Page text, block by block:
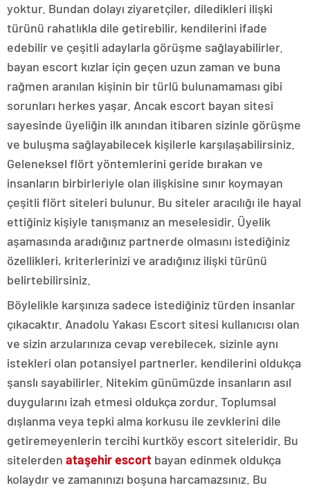
yoktur. Bundan dolayı ziyaretçiler, diledikleri ilişki
türünü rahatlıkla dile getirebilir, kendilerini ifade
edebilir ve çeşitli adaylarla görüşme sağlayabilirler.
bayan escort kızlar için geçen uzun zaman ve buna
rağmen aranılan kişinin bir türlü bulunamaması gibi
sorunları herkes yaşar. Ancak escort bayan sitesi
sayesinde üyeliğin ilk anından itibaren sizinle görüşme
ve buluşma sağlayabilecek kişilerle karşılaşabilirsiniz.
Geleneksel flört yöntemlerini geride bırakan ve
insanların birbirleriyle olan ilişkisine sınır koymayan
çeşitli flört siteleri bulunur. Bu siteler aracılığı ile hayal
ettiğiniz kişiyle tanışmanız an meselesidir. Üyelik
aşamasında aradığınız partnerde olmasını istediğiniz
özellikleri, kriterlerinizi ve aradığınız ilişki türünü
belirtebilirsiniz.
Böylelikle karşınıza sadece istediğiniz türden insanlar
çıkacaktır. Anadolu Yakası Escort sitesi kullanıcısı olan
ve sizin arzularınıza cevap verebilecek, sizinle aynı
istekleri olan potansiyel partnerler, kendilerini oldukça
şanslı sayabilirler. Nitekim günümüzde insanların asıl
duygularını izah etmesi oldukça zordur. Toplumsal
dışlanma veya tepki alma korkusu ile zevklerini dile
getiremeyenlerin tercihi kurtköy escort siteleridir. Bu
sitelerden ataşehir escort bayan edinmek oldukça
kolaydır ve zamanınızı boşuna harcamazsınız. Bu